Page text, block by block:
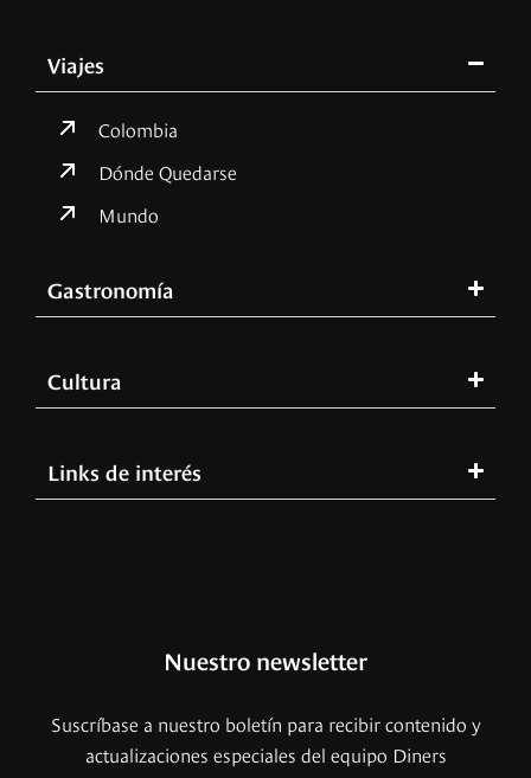
Viajes
Colombia
Dónde Quedarse
Mundo
Gastronomía
Cultura
Links de interés
Nuestro newsletter
Suscríbase a nuestro boletín para recibir contenido y
actualizaciones especiales del equipo Diners